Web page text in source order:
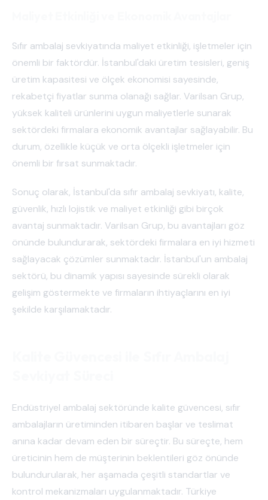
Sıfır ambalaj sevkiyatında maliyet etkinliği, işletmeler için
önemli bir faktördür. İstanbul'daki üretim tesisleri, geniş
üretim kapasitesi ve ölçek ekonomisi sayesinde,
rekabetçi fiyatlar sunma olanağı sağlar. Varilsan Grup,
yüksek kaliteli ürünlerini uygun maliyetlerle sunarak
sektördeki firmalara ekonomik avantajlar sağlayabilir. Bu
durum, özellikle küçük ve orta ölçekli işletmeler için
önemli bir fırsat sunmaktadır.
Sonuç olarak, İstanbul'da sıfır ambalaj sevkiyatı, kalite,
güvenlik, hızlı lojistik ve maliyet etkinliği gibi birçok
avantaj sunmaktadır. Varilsan Grup, bu avantajları göz
önünde bulundurarak, sektördeki firmalara en iyi hizmeti
sağlayacak çözümler sunmaktadır. İstanbul'un ambalaj
sektörü, bu dinamik yapısı sayesinde sürekli olarak
gelişim göstermekte ve firmaların ihtiyaçlarını en iyi
şekilde karşılamaktadır.
Endüstriyel ambalaj sektöründe kalite güvencesi, sıfır
ambalajların üretiminden itibaren başlar ve teslimat
anına kadar devam eden bir süreçtir. Bu süreçte, hem
üreticinin hem de müşterinin beklentileri göz önünde
bulundurularak, her aşamada çeşitli standartlar ve
kontrol mekanizmaları uygulanmaktadır. Türkiye